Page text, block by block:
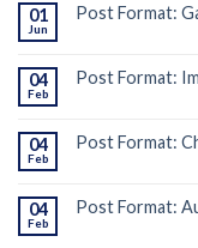
01
Jun
Post Format:
04
Feb
Post Format:
04
Feb
Post Format:
04
Feb
Post Format: